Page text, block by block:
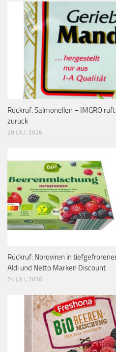
Rückruf: Salmonellen – IMGRO
zurück
28 JULI, 2026
Rückruf: Noroviren in
Aldi und Netto Marken Discount
24 JULI, 2026